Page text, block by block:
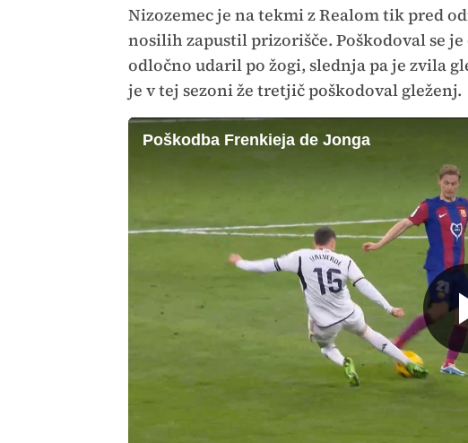
Nizozemec je na tekmi z Realom tik pred
nosilih zapustil prizorišče. Poškodoval se
odločno udaril po žogi, slednja pa je zvila
je v tej sezoni že tretjič poškodoval gleženj.
Poškodba Frenkieja de Jonga